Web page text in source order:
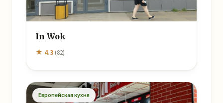
In Wok
★ 4.3 (82)
Европейская кухня